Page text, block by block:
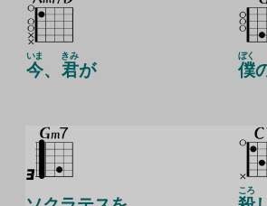
今
いま
、 君
きみ
が 僕
ぼく
ころ